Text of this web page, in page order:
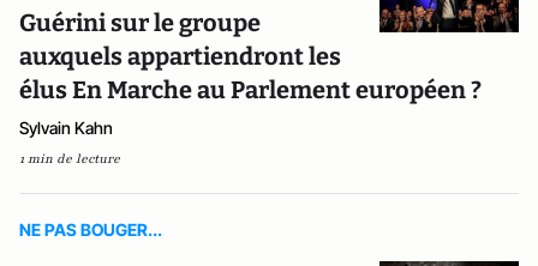
Guérini sur le groupe
auxquels appartiendront les
élus En Marche au Parlement européen ?
Sylvain Kahn
1 min de lecture
NE PAS BOUGER...